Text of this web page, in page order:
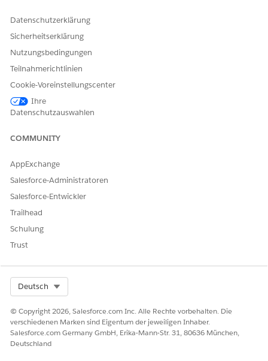
Geben Sie uns Feedback, damit wir uns verbessern können.
Datenschutzerklärung
Sicherheitserklärung
Nutzungsbedingungen
Teilnahmerichtlinien
Cookie-Voreinstellungscenter
Ihre
Datenschutzauswahlen
COMMUNITY
AppExchange
Salesforce-Administratoren
Salesforce-Entwickler
Trailhead
Schulung
Trust
Deutsch
© Copyright 2026, Salesforce.com Inc. Alle Rechte vorbehalten. Die
verschiedenen Marken sind Eigentum der jeweiligen Inhaber.
Salesforce.com Germany GmbH, Erika-Mann-Str. 31, 80636 München,
Deutschland